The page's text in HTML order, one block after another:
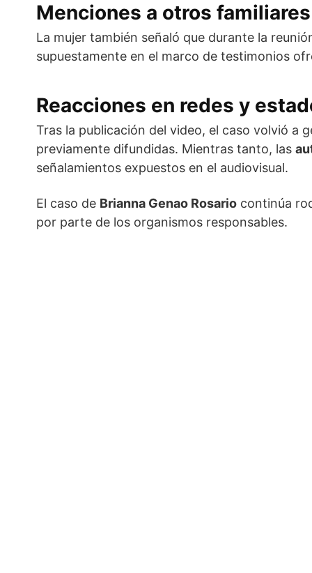
Menciones a otros familiares
La mujer también señaló que durante la
supuestamente en el marco de testimonios
Reacciones en redes y
Tras la publicación del video, el caso volvió a
previamente difundidas. Mientras tanto, las
señalamientos expuestos en el audiovisual.
El caso de Brianna Genao Rosario continúa
por parte de los organismos responsables.